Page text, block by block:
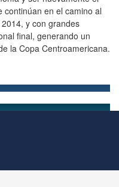
en el camino al
y con grandes
final, generando un
la Copa Centroamericana.